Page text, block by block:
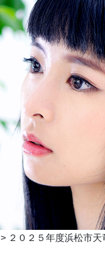
> ２０２５年度浜松市